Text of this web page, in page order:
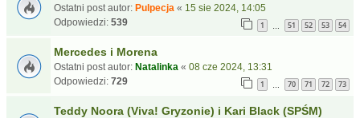
Ostatni post autor: Pulpecja « 15 sie 2024, 14:05
Odpowiedzi: 539 1 51 52 53 54
Mercedes i Morena
Ostatni post autor: Natalinka « 08 cze 2024, 13:31
Odpowiedzi: 729 1 70 71 72 73
Teddy Noora (Viva! Gryzonie) i Kari Black (SPŚM)